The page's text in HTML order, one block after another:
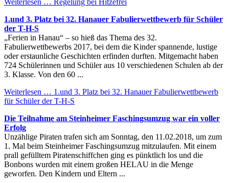
1.und 3. Platz bei 32. Hanauer Fabulierwettbewerb für Schüler
der T-H-S
„Ferien in Hanau“ – so hieß das Thema des 32.
Fabulierwettbewerbs 2017, bei dem die Kinder spannende, lustige
oder erstaunliche Geschichten erfinden durften. Mitgemacht haben
724 Schülerinnen und Schüler aus 10 verschiedenen Schulen ab der
3. Klasse. Von den 60 ...
Weiterlesen … 1.und 3. Platz bei 32. Hanauer Fabulierwettbewerb
für Schüler der T-H-S
Die Teilnahme am Steinheimer Faschingsumzug war ein voller
Erfolg
Unzählige Piraten trafen sich am Sonntag, den 11.02.2018, um zum
1. Mal beim Steinheimer Faschingsumzug mitzulaufen. Mit einem
prall gefülltem Piratenschiffchen ging es pünktlich los und die
Bonbons wurden mit einem großen HELAU in die Menge
geworfen. Den Kindern und Eltern ...